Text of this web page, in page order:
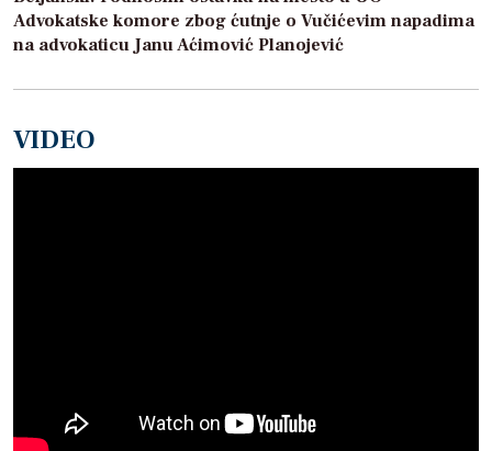
Advokatske komore zbog ćutnje o Vučićevim napadima
na advokaticu Janu Aćimović Planojević
VIDEO